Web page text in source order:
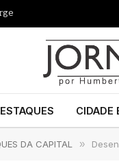
CIDADE
DA CAPITAL »